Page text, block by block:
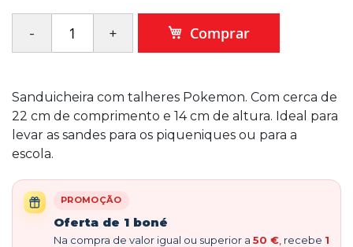
Comprar
Sanduicheira com talheres Pokemon. Com cerca de
22 cm de comprimento e 14 cm de altura. Ideal para
levar as sandes para os piqueniques ou para a
escola.
PROMOÇÃO
Oferta de 1 boné
Na compra de valor igual ou superior a 50 € , recebe 1